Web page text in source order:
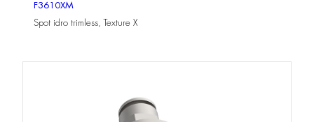
F3610XM
Spot idro trimless, Texture X